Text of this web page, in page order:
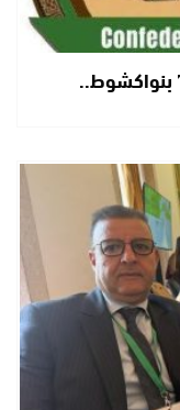
بنواكشوط..